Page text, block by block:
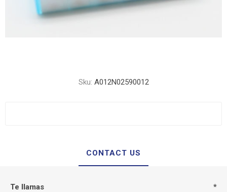
Sku: A012N02590012
CONTACT US
Te llamas *